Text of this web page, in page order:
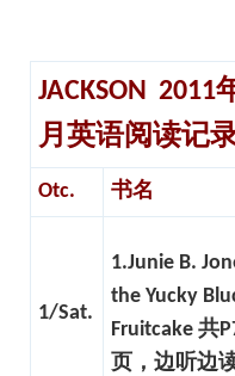
JACKSON 2011
月英语阅读记
Otc. 书名
1/Sat.
1.Junie B.
the Yucky
Fruitcake共
页，边听边